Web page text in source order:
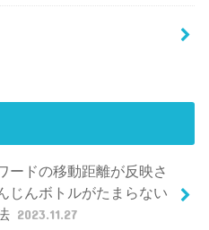
ードの移動距離が反映さ
じんボトルがたまらない
2023.11.27